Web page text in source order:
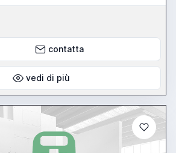
contatta
vedi di più